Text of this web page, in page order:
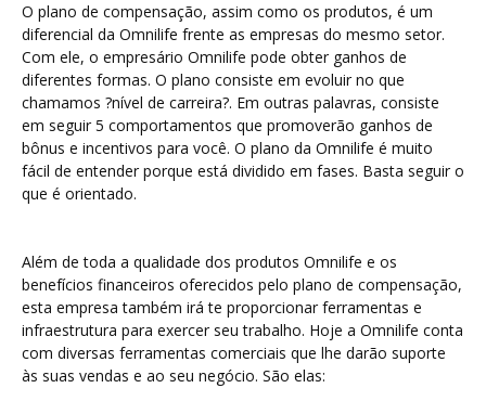
O plano de compensação, assim como os produtos, é um
diferencial da Omnilife frente as empresas do mesmo setor.
Com ele, o empresário Omnilife pode obter ganhos de
diferentes formas. O plano consiste em evoluir no que
chamamos ?nível de carreira?. Em outras palavras, consiste
em seguir 5 comportamentos que promoverão ganhos de
bônus e incentivos para você. O plano da Omnilife é muito
fácil de entender porque está dividido em fases. Basta seguir o
que é orientado.
Além de toda a qualidade dos produtos Omnilife e os
benefícios financeiros oferecidos pelo plano de compensação,
esta empresa também irá te proporcionar ferramentas e
infraestrutura para exercer seu trabalho. Hoje a Omnilife conta
com diversas ferramentas comerciais que lhe darão suporte
às suas vendas e ao seu negócio. São elas: